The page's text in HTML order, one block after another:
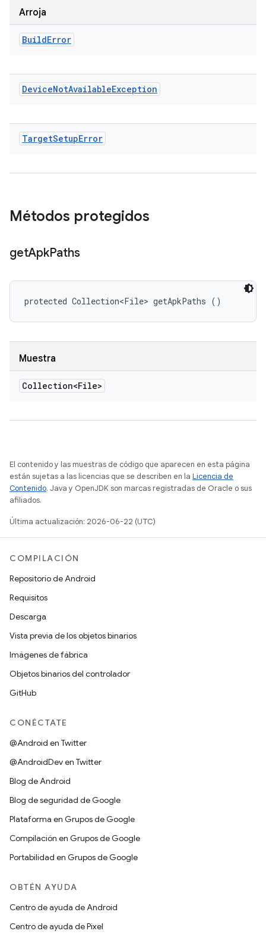
Arroja
BuildError
DeviceNotAvailableException
TargetSetupError
Métodos protegidos
getApkPaths
protected Collection<File> getApkPaths ()
Muestra
Collection<File>
El contenido y las muestras de código que aparecen en esta página
están sujetas a las licencias que se describen en la Licencia de
Contenido. Java y OpenJDK son marcas registradas de Oracle o sus
afiliados.
Última actualización: 2026-06-22 (UTC)
COMPILACIÓN
Repositorio de Android
Requisitos
Descarga
Vista previa de los objetos binarios
Imágenes de fábrica
Objetos binarios del controlador
GitHub
CONÉCTATE
@Android en Twitter
@AndroidDev en Twitter
Blog de Android
Blog de seguridad de Google
Plataforma en Grupos de Google
Compilación en Grupos de Google
Portabilidad en Grupos de Google
OBTÉN AYUDA
Centro de ayuda de Android
Centro de ayuda de Pixel